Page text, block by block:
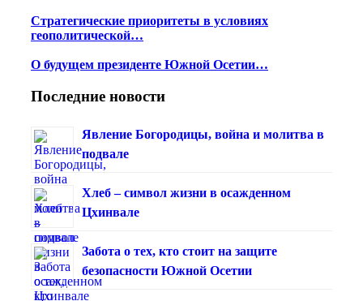
Стратегические приоритеты в условиях
геополитической…
О будущем президенте Южной Осетии…
Последние новости
Явление Богородицы, война и молитва в
подвале
Хлеб – символ жизни в осажденном
Цхинвале
Забота о тех, кто стоит на защите
безопасности Южной Осетии